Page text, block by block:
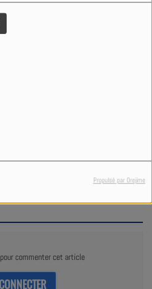
Propulsé par Orejime
commenter cet article